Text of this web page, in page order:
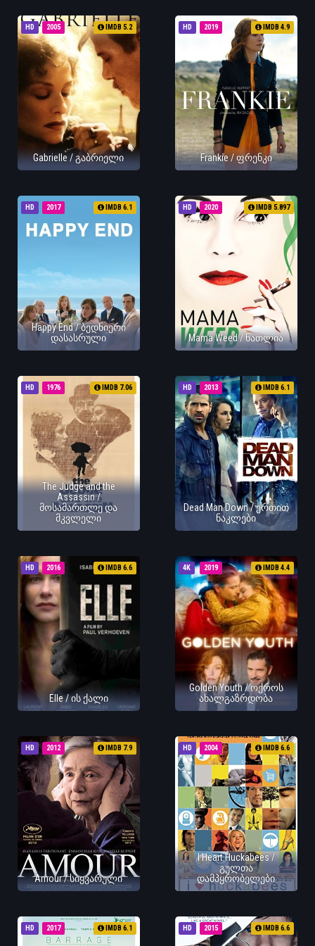
HD 2005 IMDB 5.2
Gabrielle / გაბრიელი
HD 2019 IMDB 4.9
Frankie / ფრენკი
HD 2017 IMDB 6.1
Happy End / ბედნიერი
დასასრული
HD 2020 IMDB 5.897
Mama Weed / ნათლია
HD 1976 IMDB 7.06
The Judge and the
Assassin /
მოსამართლე და
მკვლელი
HD 2013 IMDB 6.1
Dead Man Down / ერთით
ნაკლები
HD 2016 IMDB 6.6
Elle / ის ქალი
4K 2019 IMDB 4.4
Golden Youth / ოქროს
ახალგაზრდობა
HD 2012 IMDB 7.9
Amour / სიყვარული
HD 2004 IMDB 6.6
I Heart Huckabees /
გულთა
დამპყრობელები
HD 2017 IMDB 6.1 HD 2015 IMDB 6.6